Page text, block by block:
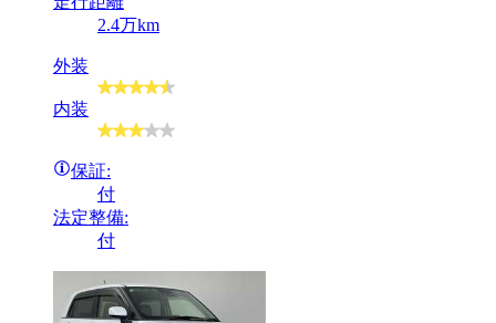
2.4万km
外装
内装
保証:
付
法定整備:
付